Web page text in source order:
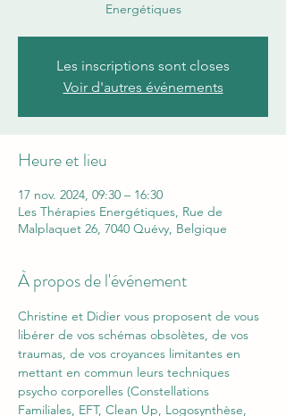
Energétiques
Les inscriptions sont closes
Voir d'autres événements
Heure et lieu
17 nov. 2024, 09:30 – 16:30
Les Thérapies Energétiques, Rue de
Malplaquet 26, 7040 Quévy, Belgique
À propos de l'événement
Christine et Didier vous proposent de vous
libérer de vos schémas obsolètes, de vos
traumas, de vos croyances limitantes en
mettant en commun leurs techniques
psycho corporelles (Constellations
Familiales, EFT, Clean Up, Logosynthèse,